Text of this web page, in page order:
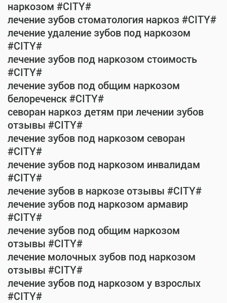
наркозом #CITY#
лечение зубов стоматология наркоз #CITY#
лечение удаление зубов под наркозом
#CITY#
лечение зубов под наркозом стоимость
#CITY#
лечение зубов под общим наркозом
белореченск #CITY#
севоран наркоз детям при лечении зубов
отзывы #CITY#
лечение зубов под наркозом севоран
#CITY#
лечение зубов под наркозом инвалидам
#CITY#
лечение зубов в наркозе отзывы #CITY#
лечение зубов под наркозом армавир
#CITY#
лечение зубов под общим наркозом
отзывы #CITY#
лечение молочных зубов под наркозом
отзывы #CITY#
лечение зубов под наркозом у взрослых
#CITY#